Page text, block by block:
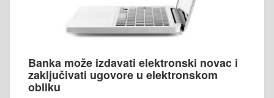
Banka može izdavati elektronski novac i
zaključivati ugovore u elektronskom
obliku